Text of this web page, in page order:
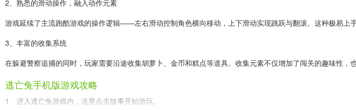
2、熟悉的滑动操作，融入动作元素
游戏延续了主流跑酷游戏的操作逻辑——左右滑动控制角色横向移动，上下滑动实现跳跃与翻滚。这种极易上
3、丰富的收集系统
在躲避警察追捕的同时，玩家需要沿途收集胡萝卜、金币和糕点等道具。收集元素不仅增加了闯关的趣味性，
逃亡兔手机版游戏攻略
1、进入逃亡兔游戏内，这里点击故事开始游玩。